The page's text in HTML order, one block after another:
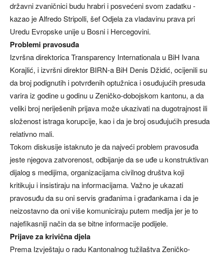
državni zvaničnici budu hrabri i posvećeni svom zadatku -
kazao je Alfredo Stripolli, šef Odjela za vladavinu prava pri
Uredu Evropske unije u Bosni i Hercegovini.
Problemi pravosuđa
Izvršna direktorica Transparency Internationala u BiH Ivana
Korajlić, i izvršni direktor BIRN-a BiH Denis Džidić, ocijenili su
da broj podignutih i potvrđenih optužnica i osuđujućih presuda
varira iz godine u godinu u Zeničko-dobojskom kantonu, a da
veliki broj neriješenih prijava može ukazivati na dugotrajnost ili
složenost istraga korupcije, kao i da je broj osuđujućih presuda
relativno mali.
Tokom diskusije istaknuto je da najveći problem pravosuđa
jeste njegova zatvorenost, odbijanje da se uđe u konstruktivan
dijalog s medijima, organizacijama civilnog društva koji
kritikuju i insistiraju na informacijama. Važno je ukazati
pravosuđu da su oni servis građanima i građankama i da je
neizostavno da oni više komuniciraju putem medija jer je to
najefikasniji način da se bitne informacije podijele.
Prijave za krivična djela
Prema Izvještaju o radu Kantonalnog tužilaštva Zeničko-